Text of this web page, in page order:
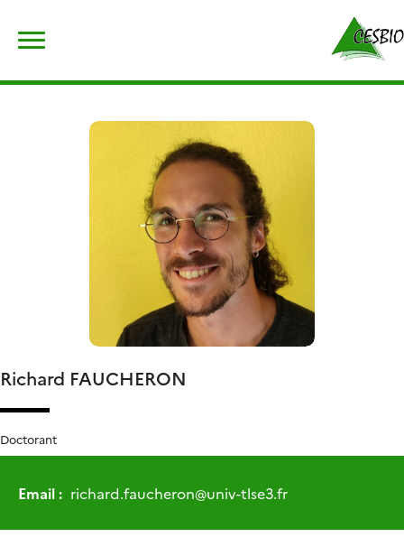
content
Richard FAUCHERON
Doctorant
Email : richard.faucheron@univ-tlse3.fr